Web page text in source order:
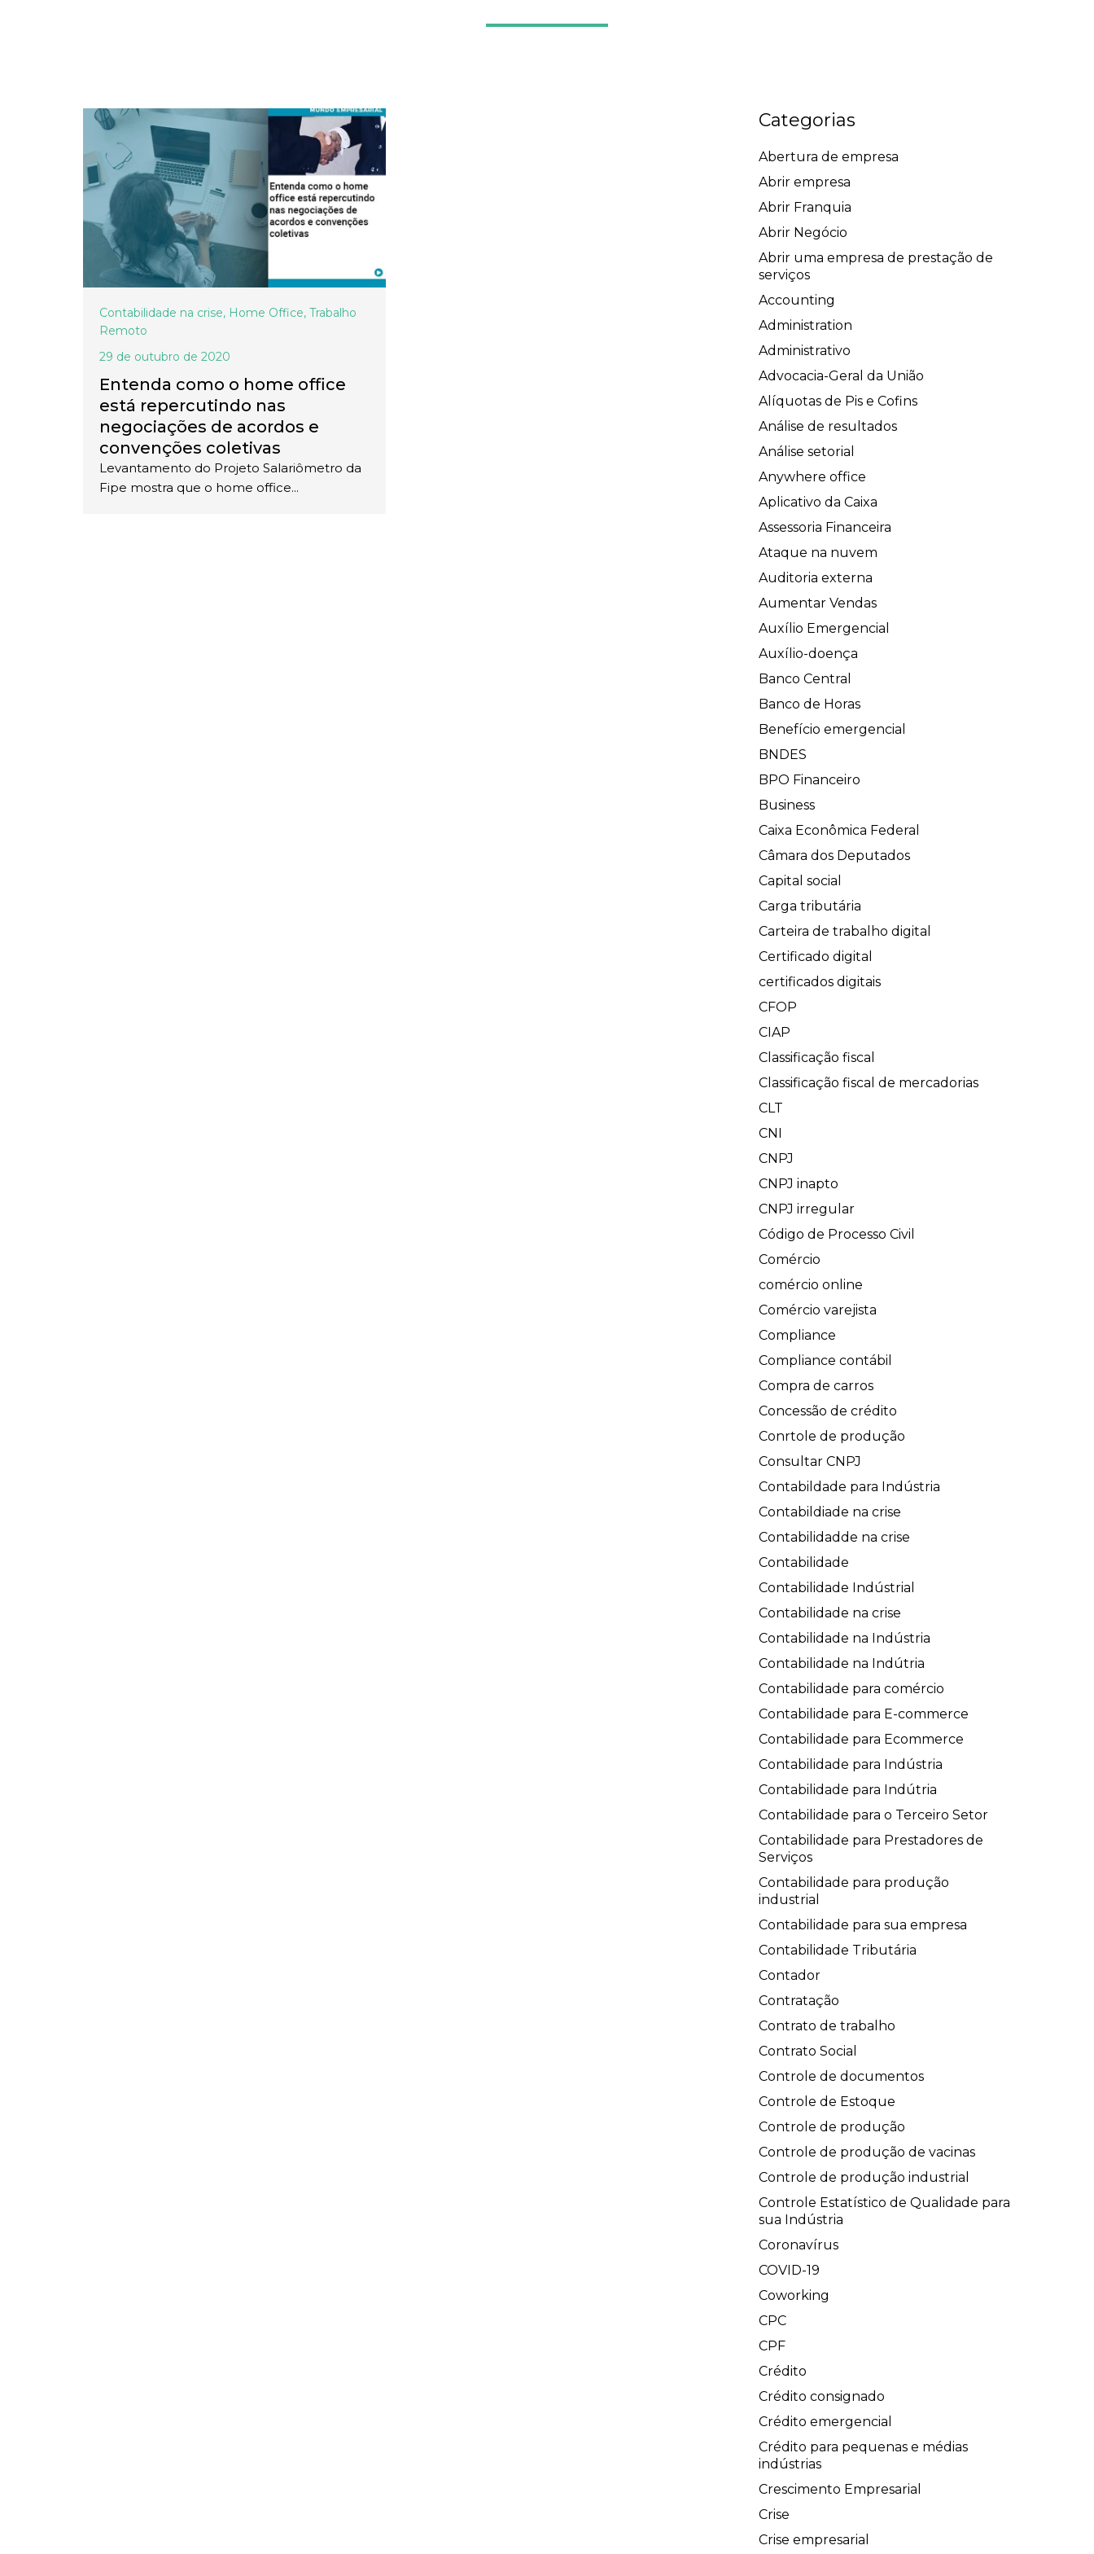
Contabilidade na crise, Home Office, Trabalho
Remoto
29 de outubro de 2020
Entenda como o home office
está repercutindo nas
negociações de acordos e
convenções coletivas
Levantamento do Projeto Salariômetro da
Fipe mostra que o home office...
Categorias
Abertura de empresa
Abrir empresa
Abrir Franquia
Abrir Negócio
Abrir uma empresa de prestação de
serviços
Accounting
Administration
Administrativo
Advocacia-Geral da União
Alíquotas de Pis e Cofins
Análise de resultados
Análise setorial
Anywhere office
Aplicativo da Caixa
Assessoria Financeira
Ataque na nuvem
Auditoria externa
Aumentar Vendas
Auxílio Emergencial
Auxílio-doença
Banco Central
Banco de Horas
Benefício emergencial
BNDES
BPO Financeiro
Business
Caixa Econômica Federal
Câmara dos Deputados
Capital social
Carga tributária
Carteira de trabalho digital
Certificado digital
certificados digitais
CFOP
CIAP
Classificação fiscal
Classificação fiscal de mercadorias
CLT
CNI
CNPJ
CNPJ inapto
CNPJ irregular
Código de Processo Civil
Comércio
comércio online
Comércio varejista
Compliance
Compliance contábil
Compra de carros
Concessão de crédito
Conrtole de produção
Consultar CNPJ
Contabildade para Indústria
Contabildiade na crise
Contabilidadde na crise
Contabilidade
Contabilidade Indústrial
Contabilidade na crise
Contabilidade na Indústria
Contabilidade na Indútria
Contabilidade para comércio
Contabilidade para E-commerce
Contabilidade para Ecommerce
Contabilidade para Indústria
Contabilidade para Indútria
Contabilidade para o Terceiro Setor
Contabilidade para Prestadores de
Serviços
Contabilidade para produção
industrial
Contabilidade para sua empresa
Contabilidade Tributária
Contador
Contratação
Contrato de trabalho
Contrato Social
Controle de documentos
Controle de Estoque
Controle de produção
Controle de produção de vacinas
Controle de produção industrial
Controle Estatístico de Qualidade para
sua Indústria
Coronavírus
COVID-19
Coworking
CPC
CPF
Crédito
Crédito consignado
Crédito emergencial
Crédito para pequenas e médias
indústrias
Crescimento Empresarial
Crise
Crise empresarial